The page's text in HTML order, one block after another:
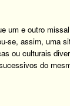
um e outro
se, assim, uma
ou culturais
do